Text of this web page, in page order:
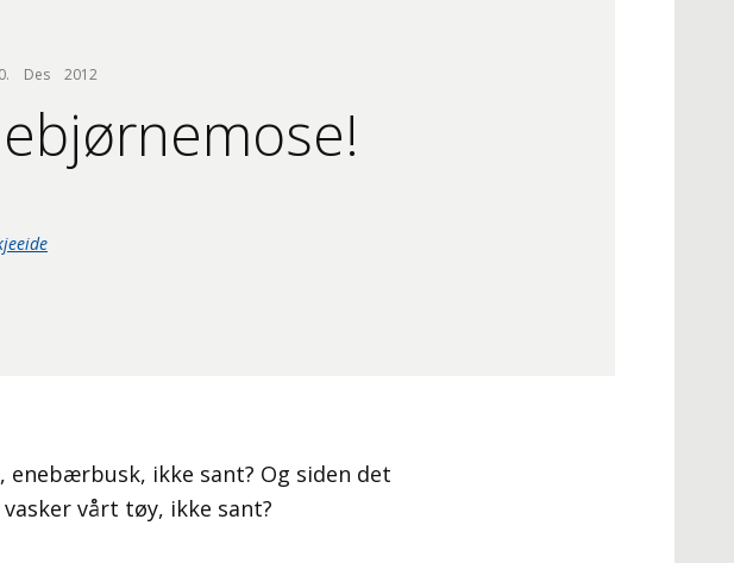
Des    2012
ikke sant? Og siden det
vårt tøy, ikke sant?